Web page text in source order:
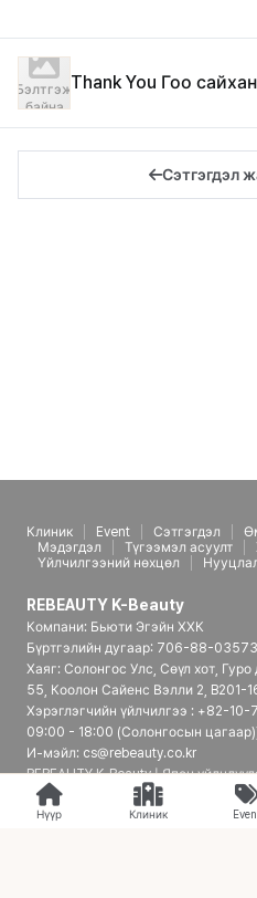
Бэлтгэж
байна
Thank You Гоо
Сэтгэгдэл
Клиник Event Сэтгэгдэл
Мэдэгдэл
Түгээмэл асуулт
Үйлчилгээний нөхцөл
REBEAUTY K-Beauty
Компани: Бьюти Эгэйн ХХК
Бүртгэлийн дугаар: 706-88-03573
Хаяг: Солонгос Улс, Сөүл хот,
55, Коолон Сайенс Вэлли 2, B201-
Хэрэглэгчийн үйлчилгээ : +82-
09:00 - 18:00 (Солонгосын
И-мэйл: cs@rebeauty.co.kr
REBEAUTY K-Beauty | Япон
гоо сайхны эмнэлгийн платформ
Нүүр Клиник